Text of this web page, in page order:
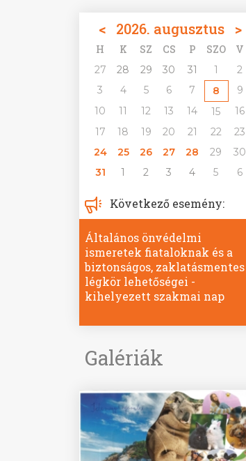
< 2026. augusztus >
H K SZ CS P SZO V
27 28 29 30 31 1
2
3
4 5 6 7 8
9
10
11 12 13 14 15
16
17
18 19 20 21 22
23
24
25 26 27 28 29
30
31
1 2 3 4 5 6
Következő esemény:
Általános önvédelmi
ismeretek fiataloknak és a
biztonságos, zaklatásmentes
légkör lehetőségei -
kihelyezett szakmai nap
Galériák